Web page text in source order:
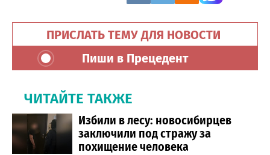
ПРИСЛАТЬ ТЕМУ ДЛЯ НОВОСТИ
Пиши в Прецедент
ЧИТАЙТЕ ТАКЖЕ
Избили в лесу: новосибирцев
заключили под стражу за
похищение человека